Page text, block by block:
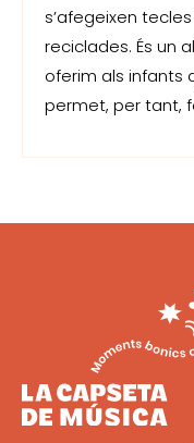
s’afegeixen
reciclades. És un
oferim als infants
permet, per tant,